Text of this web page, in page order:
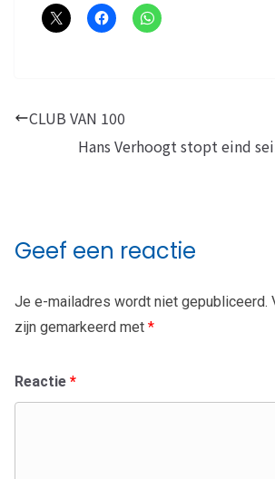
CLUB VAN 100
Hans Verhoogt stopt eind
Geef een reactie
Je e-mailadres wordt niet gepubliceerd.
zijn gemarkeerd met *
Reactie *